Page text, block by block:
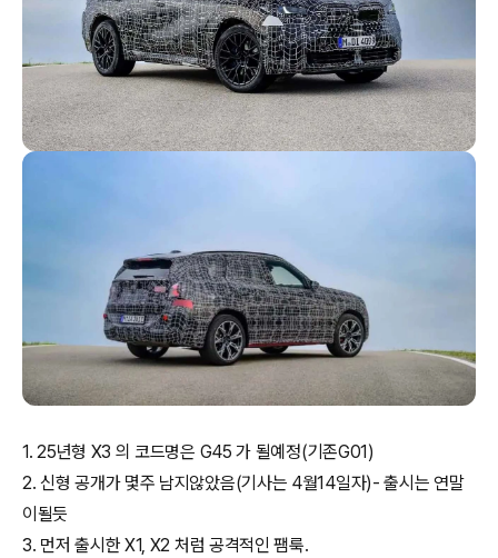
1. 25년형 X3 의 코드명은 G45 가 될예정(기존G01)
2. 신형 공개가 몇주 남지않았음(기사는 4월14일자)- 출시는 연말
이될듯
3. 먼저 출시한 X1, X2 처럼 공격적인 팸룩.